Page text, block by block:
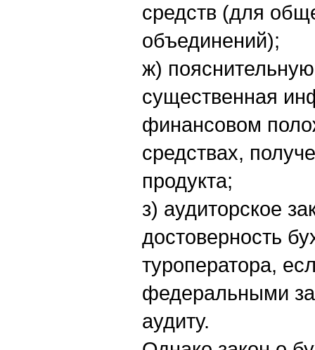
средств (для
объединений);
ж)
существенная
финансовом
средствах,
продукта;
з) аудиторское
достоверность
туроператора,
федеральными
аудиту.